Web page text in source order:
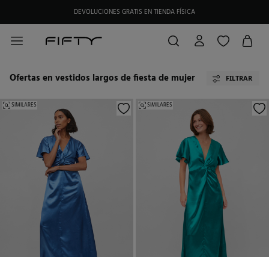
HAZTE SOCIO DE MY FIFTY CLUB Y RECIBE EXCLUSIVAS PROMOCIONES.
Ofertas en vestidos largos de fiesta de mujer FILTRAR
SIMILARES SIMILARES